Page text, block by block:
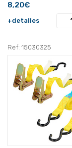
8,20€
+detalles
Ref: 15030325